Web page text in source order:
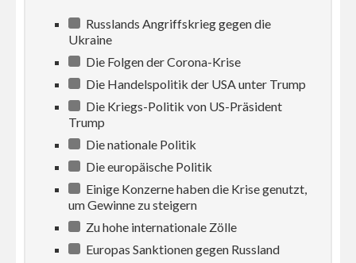
Russlands Angriffskrieg gegen die
Ukraine
Die Folgen der Corona-Krise
Die Handelspolitik der USA unter Trump
Die Kriegs-Politik von US-Präsident
Trump
Die nationale Politik
Die europäische Politik
Einige Konzerne haben die Krise genutzt,
um Gewinne zu steigern
Zu hohe internationale Zölle
Europas Sanktionen gegen Russland